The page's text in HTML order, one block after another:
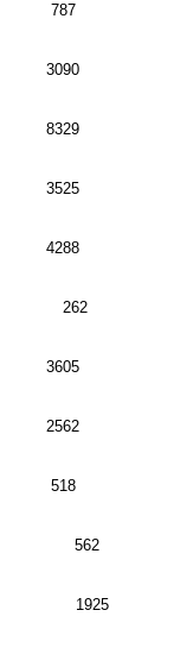
262
区 562
区 1925